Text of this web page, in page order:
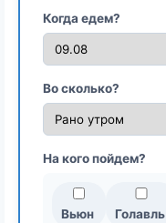
Когда едем?
Во сколько?
На кого пойдем?
Вьюн Голавль